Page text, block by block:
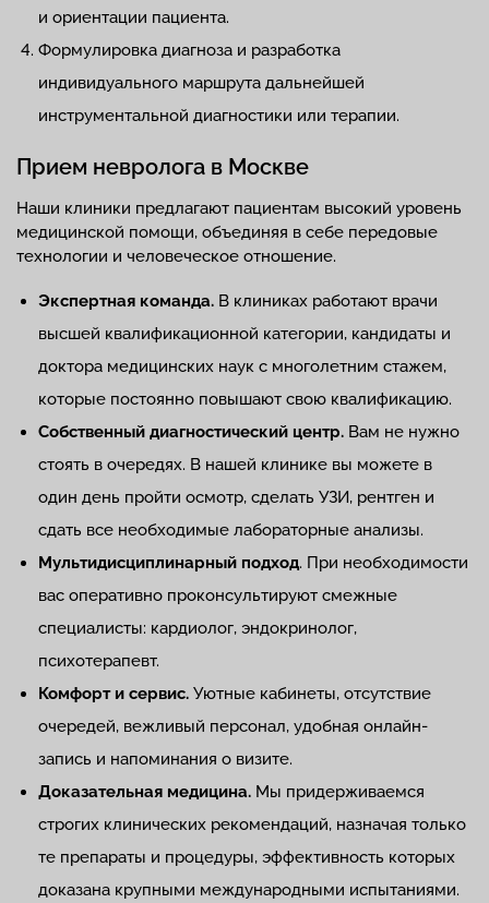
и ориентации пациента.
Формулировка диагноза и разработка
индивидуального маршрута дальнейшей
инструментальной диагностики или терапии.
Прием невролога в Москве
Наши клиники предлагают пациентам высокий уровень
медицинской помощи, объединяя в себе передовые
технологии и человеческое отношение.
Экспертная команда. В клиниках работают врачи
высшей квалификационной категории, кандидаты и
доктора медицинских наук с многолетним стажем,
которые постоянно повышают свою квалификацию.
Собственный диагностический центр. Вам не нужно
стоять в очередях. В нашей клинике вы можете в
один день пройти осмотр, сделать УЗИ, рентген и
сдать все необходимые лабораторные анализы.
Мультидисциплинарный подход. При необходимости
вас оперативно проконсультируют смежные
специалисты: кардиолог, эндокринолог,
психотерапевт.
Комфорт и сервис. Уютные кабинеты, отсутствие
очередей, вежливый персонал, удобная онлайн-
запись и напоминания о визите.
Доказательная медицина. Мы придерживаемся
строгих клинических рекомендаций, назначая только
те препараты и процедуры, эффективность которых
доказана крупными международными испытаниями.